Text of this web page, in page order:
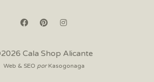
Cala Shop Alicante
Web & SEO por Kasogonaga